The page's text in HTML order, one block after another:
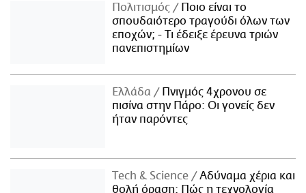
Πολιτισμός
Ποιο είναι το
σπουδαιότερο τραγούδι όλων των
εποχών; - Τι έδειξε έρευνα τριών
πανεπιστημίων
Ελλάδα
Πνιγμός 4χρονου σε
πισίνα στην Πάρο: Οι γονείς δεν
ήταν παρόντες
Τech & Science
Αδύναμα χέρια και
θολή όραση: Πώς η τεχνολογία